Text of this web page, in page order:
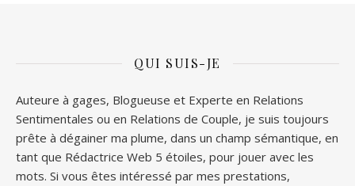
QUI SUIS-JE
Auteure à gages, Blogueuse et Experte en Relations
Sentimentales ou en Relations de Couple, je suis toujours
prête à dégainer ma plume, dans un champ sémantique, en
tant que Rédactrice Web 5 étoiles, pour jouer avec les
mots. Si vous êtes intéressé par mes prestations,